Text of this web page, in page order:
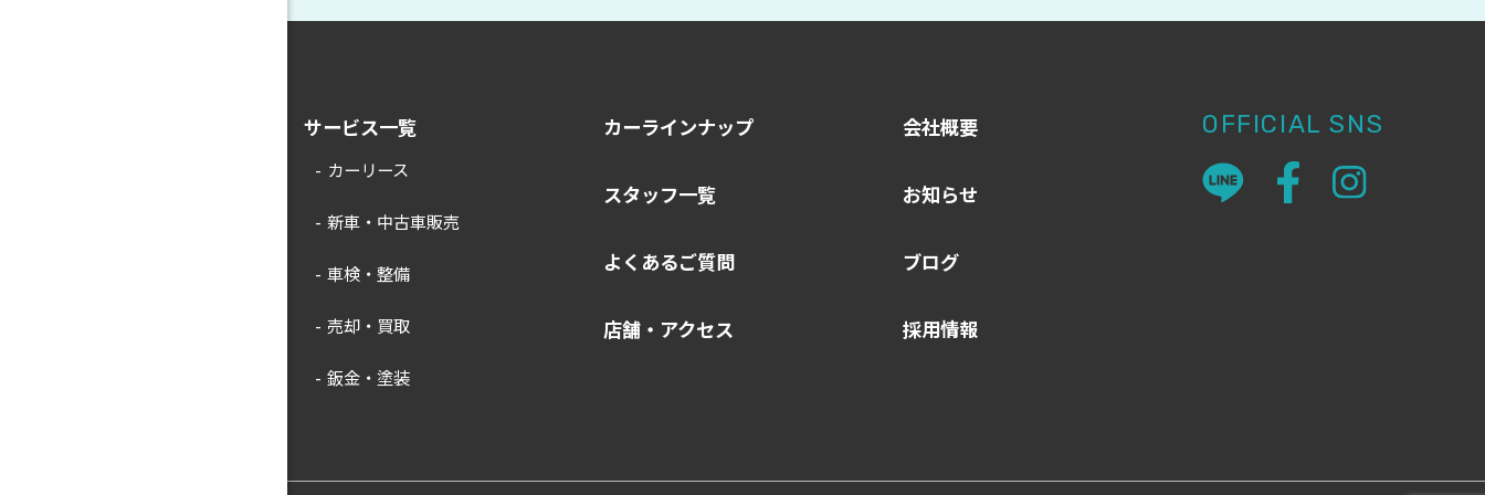
サービス一覧
カーリース
新車・中古車販売
車検・整備
売却・買取
鈑金・塗装
カーラインナップ
スタッフ一覧
よくあるご質問
店舗・アクセス
会社概要
お知らせ
ブログ
採用情報
OFFICIAL SNS